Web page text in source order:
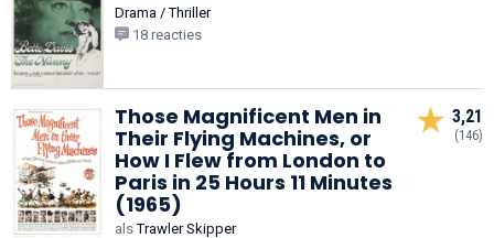
Drama / Thriller
18 reacties
Those Magnificent Men in
Their Flying Machines, or
How I Flew from London to
Paris in 25 Hours 11 Minutes
(1965)
alsTrawler Skipper
3,21
(146)